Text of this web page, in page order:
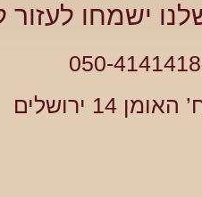
ישמחו לעזור
14 ירושלים